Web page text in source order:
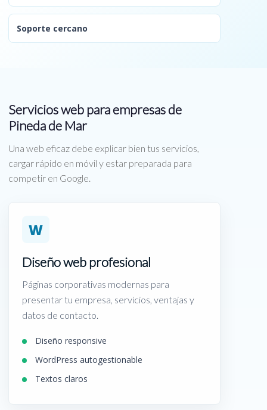
Soporte cercano
Servicios web para empresas de
Pineda de Mar
Una web eficaz debe explicar bien tus servicios,
cargar rápido en móvil y estar preparada para
competir en Google.
W
Diseño web profesional
Páginas corporativas modernas para
presentar tu empresa, servicios, ventajas y
datos de contacto.
Diseño responsive
WordPress autogestionable
Textos claros